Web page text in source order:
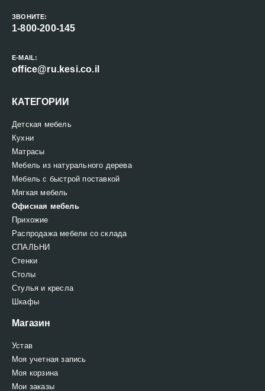
ЗВОНИТЕ:
1-800-200-145
E-MAIL:
office@ru.kesi.co.il
КАТЕГОРИИ
Детская мебель
Кухни
Матрасы
Мебель из натурального дерева
Мебель с быстрой поставкой
Мягкая мебель
Офисная мебель
Прихожие
Распродажа мебели со склада
СПАЛЬНИ
Стенки
Столы
Стулья и кресла
Шкафы
Магазин
Устав
Моя учетная запись
Моя корзина
Мои заказы